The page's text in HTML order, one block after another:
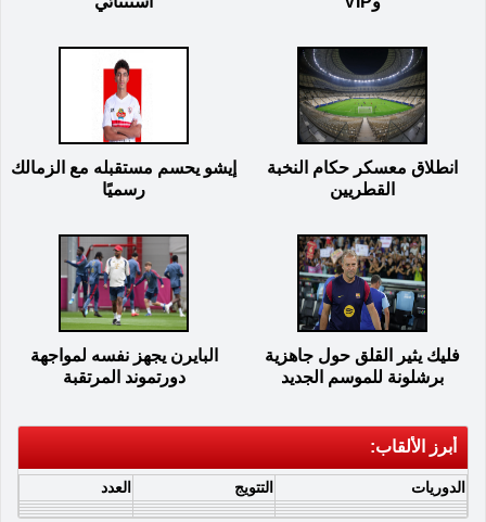
انطلاق معسكر حكام النخبة
القطريين
إيشو يحسم مستقبله مع الزمالك
رسميًا
فليك يثير القلق حول جاهزية
برشلونة للموسم الجديد
البايرن يجهز نفسه لمواجهة
دورتموند المرتقبة
أبرز الألقاب:
الدوريات التتويج العدد